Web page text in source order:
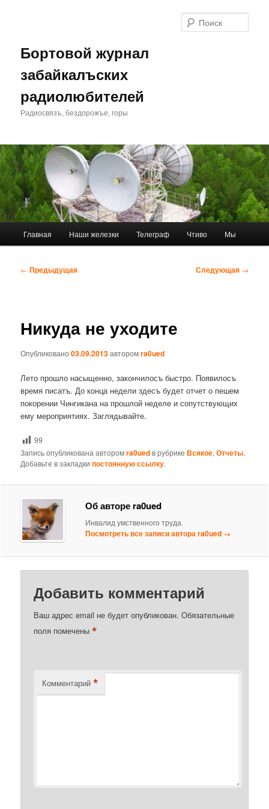
Бортовой журнал
забайкалъских
радиолюбителей
Радиосвязъ, бездорожъе, горы
Главная Наши железки Телеграф Чтиво Мы
Навигация
← Предыдущая Следующая →
Никуда не уходите
Опубликовано03.09.2013авторомra0ued
Лето прошло насыщенно, закончилосъ быстро. Появилосъ
время писатъ. До конца недели здесъ будет отчет о пешем
покорении Чингикана на прошлой неделе и сопутствующих
ему мероприятиях. Заглядывайте.
99
Запись опубликована авторомra0uedв рубрикеВсякое,Отчеты.
Добавьте в закладкипостоянную ссылку.
Об авторе ra0ued
Инвалид умственного труда.
Посмотреть все записи автора ra0ued →
Добавить комментарий
Ваш адрес email не будет опубликован. Обязательные
поля помечены*
Комментарий *